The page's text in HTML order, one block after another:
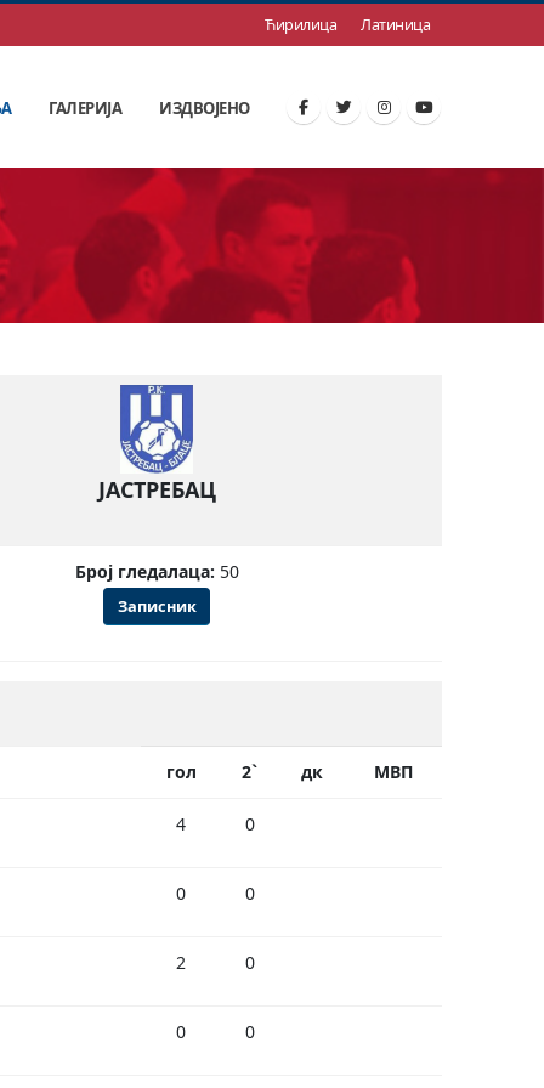
Ћирилица Латиница
ГАЛЕРИЈА ИЗДВОЈЕНО
ЈАСТРЕБАЦ
Број гледалаца: 50
Записник
гол 2` дк МВП
4 0
0 0
2 0
0 0